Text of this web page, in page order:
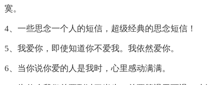
寞。
4、一些思念一个人的短信，超级经典的思念短信！
5、我爱你，即使知道你不爱我。我依然爱你。
6、当你说你爱的人是我时，心里感动满满。